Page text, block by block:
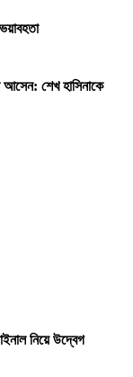
শেখ হাসিনাকে
নিয়ে উদ্বেগ